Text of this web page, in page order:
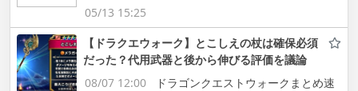
05/13 15:25
【ドラクエウォーク】とこしえの杖は確保必須
だった？代用武器と後から伸びる評価を議論
08/07 12:00
ドラゴンクエストウォークまとめ速